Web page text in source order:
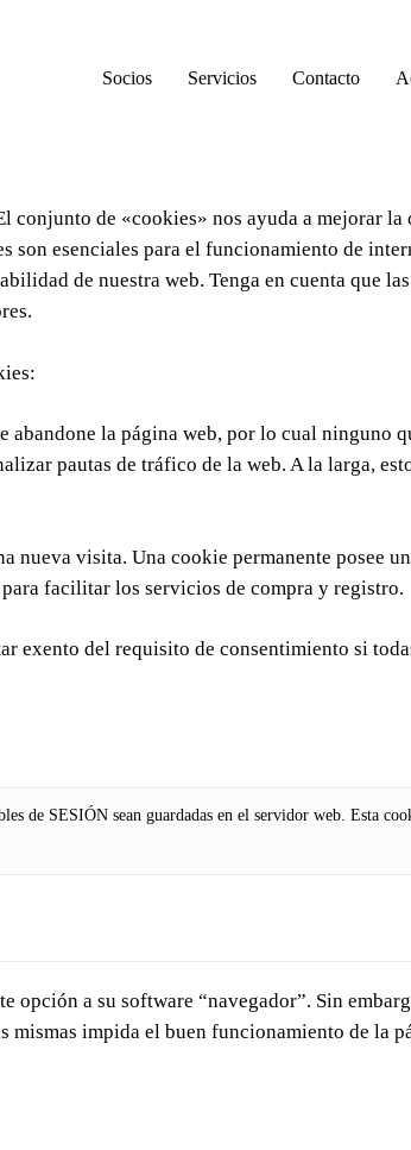
Socios Servicios Contacto
conjunto de «cookies» nos ayuda a mejorar la
son esenciales para el funcionamiento de
de nuestra web. Tenga en cuenta que
abandone la página web, por lo cual ninguno
pautas de tráfico de la web. A la larga,
nueva visita. Una cookie permanente posee
facilitar los servicios de compra y registro.
exento del requisito de consentimiento si
de SESIÓN sean guardadas en el servidor web. Esta
opción a su software “navegador”. Sin
impida el buen funcionamiento de la